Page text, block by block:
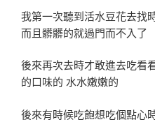
我第一次聽到活水豆花去找
而且髒髒的就過門而不入了
後來再次去時才敢進去吃看
的口味的 水水嫩嫩的
後來有時候吃飽想吃個點心